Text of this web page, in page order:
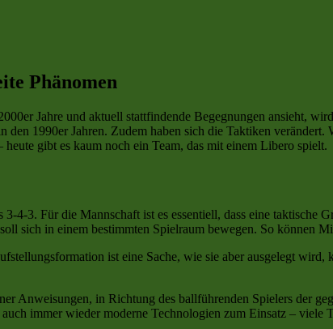
Phänomen
Jahre und aktuell stattfindende Begegnungen ansieht,
den 1990er Jahren. Zudem haben sich die Taktiken
gibt es kaum noch ein Team, das mit einem Libero spielt.
4-3. Für die Mannschaft ist es essentiell, dass eine taktische
sich in einem bestimmten Spielraum bewegen. So können
ist eine Sache, wie sie aber ausgelegt wird,
Anweisungen, in Richtung des ballführenden Spielers der
immer wieder moderne Technologien zum Einsatz – viele